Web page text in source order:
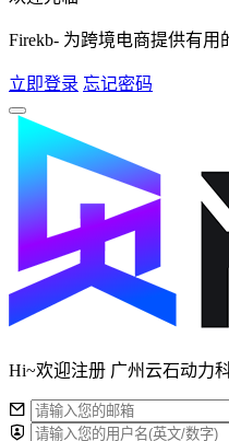
Firekb- 为跨境电商提供有用
立即登录 忘记密码
Hi~欢迎注册 广州云石动力